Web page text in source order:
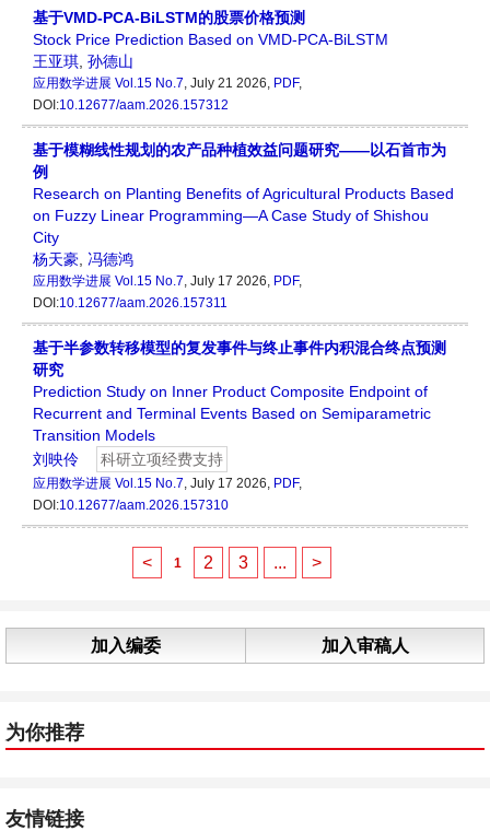
基于VMD-PCA-BiLSTM的股票价格预测
Stock Price Prediction Based on VMD-PCA-BiLSTM
王亚琪 孙德山
应用数学进展 Vol.15 No.7 , July 21 2026, PDF,
DOI:10.12677/aam.2026.157312
基于模糊线性规划的农产品种植效益问题研究——以石首市为
例
Research on Planting Benefits of Agricultural Products Based
on Fuzzy Linear Programming—A Case Study of Shishou
City
杨天豪 冯德鸿
应用数学进展 Vol.15 No.7 , July 17 2026, PDF,
DOI:10.12677/aam.2026.157311
基于半参数转移模型的复发事件与终止事件内积混合终点预测
研究
Prediction Study on Inner Product Composite Endpoint of
Recurrent and Terminal Events Based on Semiparametric
Transition Models
刘映伶
科研立项经费支持
应用数学进展 Vol.15 No.7 , July 17 2026, PDF,
DOI:10.12677/aam.2026.157310
< 1 2 3 ... >
加入编委 加入审稿人
为你推荐
友情链接